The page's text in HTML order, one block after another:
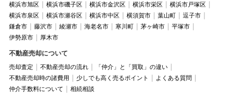
横浜市旭区
横浜市磯子区 横浜市金沢区 横浜市栄区
横浜市戸塚区
横浜市泉区
横浜市瀬谷区 横浜市中区 横須賀市 葉山町
逗子市
鎌倉市
藤沢市 綾瀬市 海老名市 寒川町 茅ヶ崎市
平塚市
伊勢原市
厚木市
不動産売却について
売却査定 不動産売却の流れ
「仲介」と「買取」の違い
不動産売却時の諸費用
少しでも高く売るポイント
よくある質問
仲介手数料について
相続相談